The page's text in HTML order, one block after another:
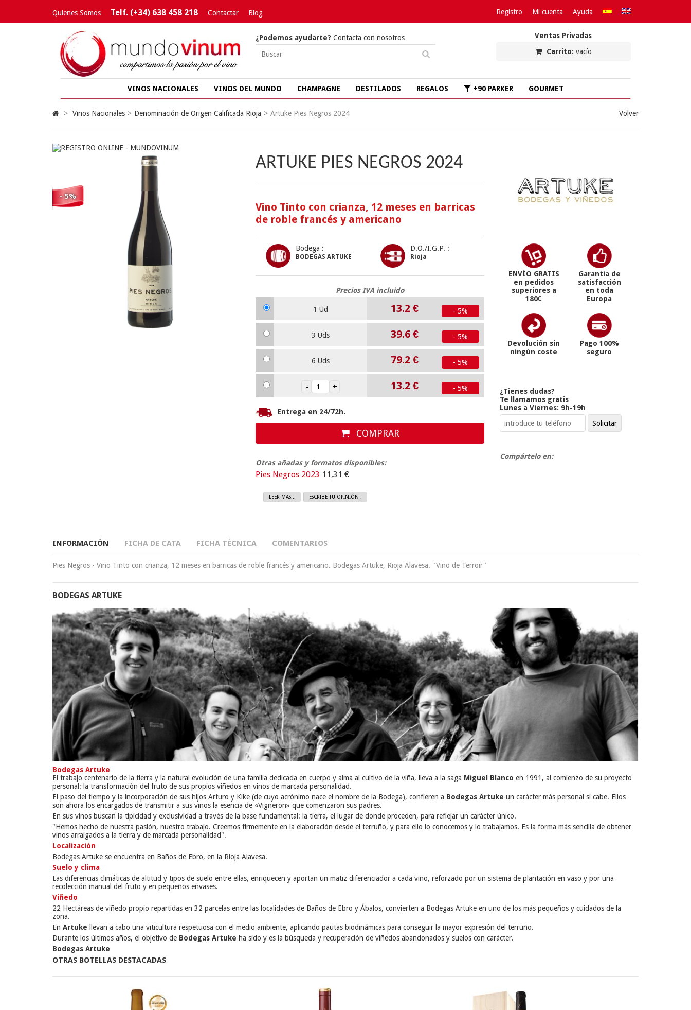
Quienes Somos Telf. (+34) 638 458 218 Contactar Blog Registro Mi cuenta Ayuda
Ventas Privadas
Carrito: vacío
¿Podemos ayudarte? Contacta con nosotros
VINOS NACIONALES VINOS DEL MUNDO CHAMPAGNE DESTILADOS REGALOS +90 PARKER GOURMET
> Vinos Nacionales > Denominación de Origen Calificada Rioja > Artuke Pies Negros 2024 Volver
- 5%
ARTUKE PIES NEGROS 2024
Vino Tinto con crianza, 12 meses en barricas
de roble francés y americano
Bodega :
BODEGAS ARTUKE
D.O./I.G.P. :
Rioja
Precios IVA incluido
1 Ud 13.2 € - 5%
3 Uds 39.6 € - 5%
6 Uds 79.2 € - 5%
13.2 € - 5%
Entrega en 24/72h.
COMPRAR
Otras añadas y formatos disponibles:
Pies Negros 2023 11,31 €
LEER MAS... ESCRIBE TU OPINIÓN !
ENVÍO GRATIS
en pedidos
superiores a
180€
Garantía de
satisfacción
en toda
Europa
Devolución sin
ningún coste
Pago 100%
seguro
¿Tienes dudas?
Te llamamos gratis
Lunes a Viernes: 9h-19h
Compártelo en:
INFORMACIÓN FICHA DE CATA FICHA TÉCNICA COMENTARIOS
Pies Negros - Vino Tinto con crianza, 12 meses en barricas de roble francés y americano. Bodegas Artuke, Rioja Alavesa. "Vino de Terroir"
BODEGAS ARTUKE
Bodegas Artuke
El trabajo centenario de la tierra y la natural evolución de una familia dedicada en cuerpo y alma al cultivo de la viña, lleva a la saga Miguel Blanco en 1991, al comienzo de su proyecto
personal: la transformación del fruto de sus propios viñedos en vinos de marcada personalidad.
El paso del tiempo y la incorporación de sus hijos Arturo y Kike (de cuyo acrónimo nace el nombre de la Bodega), confieren a Bodegas Artuke un carácter más personal si cabe. Ellos
son ahora los encargados de transmitir a sus vinos la esencia de «Vigneron» que comenzaron sus padres.
En sus vinos buscan la tipicidad y exclusividad a través de la base fundamental: la tierra, el lugar de donde proceden, para reflejar un carácter único.
"Hemos hecho de nuestra pasión, nuestro trabajo. Creemos firmemente en la elaboración desde el terruño, y para ello lo conocemos y lo trabajamos. Es la forma más sencilla de obtener
vinos arraigados a la tierra y de marcada personalidad".
Localización
Bodegas Artuke se encuentra en Baños de Ebro, en la Rioja Alavesa.
Suelo y clima
Las diferencias climáticas de altitud y tipos de suelo entre ellas, enriquecen y aportan un matiz diferenciador a cada vino, reforzado por un sistema de plantación en vaso y por una
recolección manual del fruto y en pequeños envases.
Viñedo
22 Hectáreas de viñedo propio repartidas en 32 parcelas entre las localidades de Baños de Ebro y Ábalos, convierten a Bodegas Artuke en uno de los más pequeños y cuidados de la
zona.
En Artuke llevan a cabo una viticultura respetuosa con el medio ambiente, aplicando pautas biodinámicas para conseguir la mayor expresión del terruño.
Durante los últimos años, el objetivo de Bodegas Artuke ha sido y es la búsqueda y recuperación de viñedos abandonados y suelos con carácter.
Bodegas Artuke
OTRAS BOTELLAS DESTACADAS